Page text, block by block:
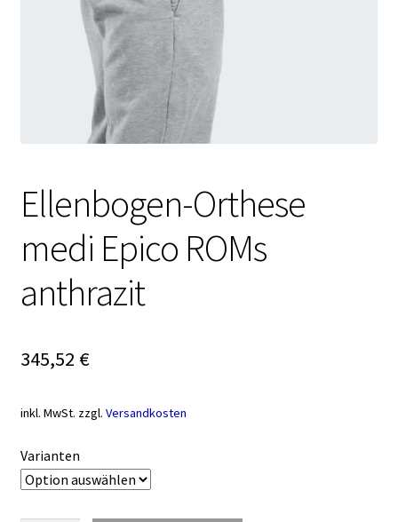
Ellenbogen-Orthese
medi Epico ROMs
anthrazit
345,52 €
inkl. MwSt. zzgl. Versandkosten
Varianten